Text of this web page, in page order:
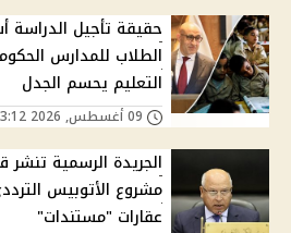
حقيقة تأجيل الدراسة
الطلاب للمدارس
التعليم يحسم الجدل
الجريدة الرسمية تنشر
مشروع الأتوبيس
عقارات "مستندات"